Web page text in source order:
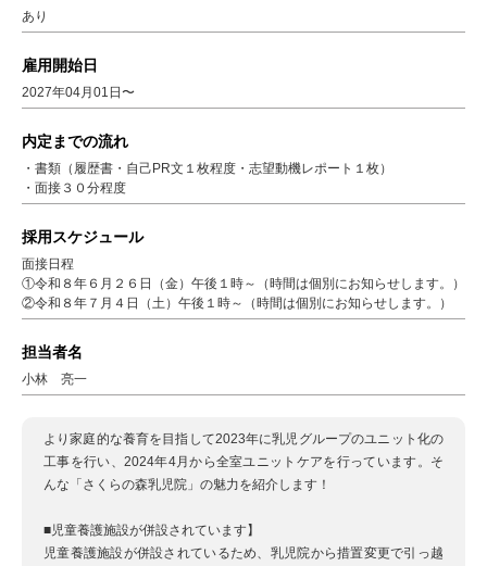
あり
雇用開始日
2027年04月01日〜
内定までの流れ
・書類（履歴書・自己PR文１枚程度・志望動機レポート１枚）
・面接３０分程度
採用スケジュール
面接日程
①令和８年６月２６日（金）午後１時～（時間は個別にお知らせします。）
②令和８年７月４日（土）午後１時～（時間は個別にお知らせします。）
担当者名
小林 亮一
より家庭的な養育を目指して2023年に乳児グループのユニット化の
工事を行い、2024年4月から全室ユニットケアを行っています。そ
んな「さくらの森乳児院」の魅力を紹介します！
■児童養護施設が併設されています】
児童養護施設が併設されているため、乳児院から措置変更で引っ越